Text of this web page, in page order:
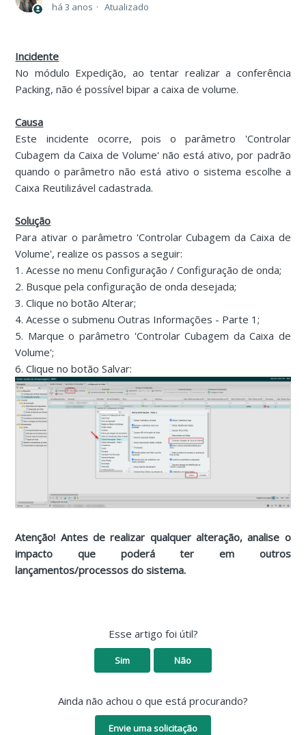
há 3 anos Atualizado
Incidente
No módulo Expedição, ao tentar realizar a conferência
Packing, não é possível bipar a caixa de volume.
Causa
Este incidente ocorre, pois o parâmetro 'Controlar
Cubagem da Caixa de Volume' não está ativo, por padrão
quando o parâmetro não está ativo o sistema escolhe a
Caixa Reutilizável cadastrada.
Solução
Para ativar o parâmetro 'Controlar Cubagem da Caixa de
Volume', realize os passos a seguir:
1. Acesse no menu Configuração / Configuração de onda;
2. Busque pela configuração de onda desejada;
3. Clique no botão Alterar;
4. Acesse o submenu Outras Informações - Parte 1;
5. Marque o parâmetro 'Controlar Cubagem da Caixa de
Volume';
6. Clique no botão Salvar:
Atenção! Antes de realizar qualquer alteração, analise o
impacto que poderá ter em outros
lançamentos/processos do sistema.
Esse artigo foi útil?
Sim Não
Ainda não achou o que está procurando?
Envie uma solicitação